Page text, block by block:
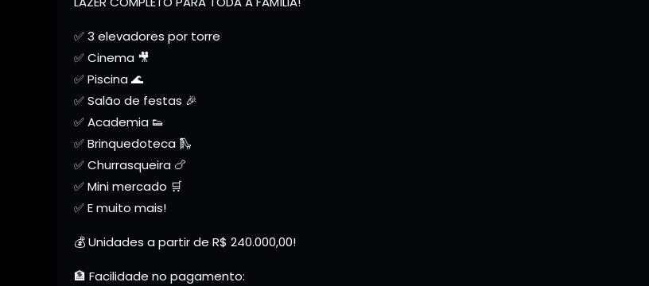
✅ 3 elevadores por torre
✅ Cinema 🎥
✅ Piscina 🌊
✅ Salão de festas 🎉
✅ Academia 👟
✅ Brinquedoteca 🛝
✅ Churrasqueira 🍗
✅ Mini mercado 🛒
✅ E muito mais!
💰 Unidades a partir de R$ 240.000,00!
🏦 Facilidade no pagamento: